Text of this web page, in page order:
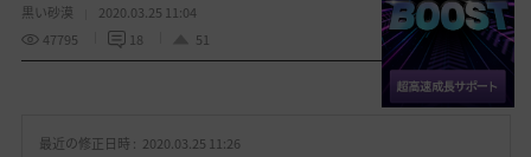
黒い砂漠
2020.03.25 11:04
47795
18 51
お 共有する
最近の修正日時 : 2020.03.25 11:26